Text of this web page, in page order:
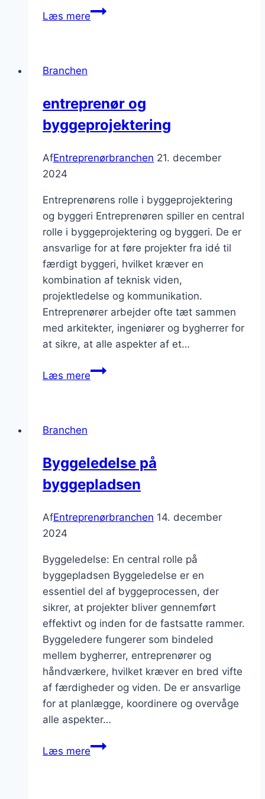
Læs mereHåndværk
Branchen
entreprenør og
byggeprojektering
AfEntreprenørbranchen 21. december
2024
Entreprenørens rolle i byggeprojektering
og byggeri Entreprenøren spiller en central
rolle i byggeprojektering og byggeri. De er
ansvarlige for at føre projekter fra idé til
færdigt byggeri, hvilket kræver en
kombination af teknisk viden,
projektledelse og kommunikation.
Entreprenører arbejder ofte tæt sammen
med arkitekter, ingeniører og bygherrer for
at sikre, at alle aspekter af et…
Læs mereentreprenør
Branchen
Byggeledelse på
byggepladsen
AfEntreprenørbranchen 14. december
2024
Byggeledelse: En central rolle på
byggepladsen Byggeledelse er en
essentiel del af byggeprocessen, der
sikrer, at projekter bliver gennemført
effektivt og inden for de fastsatte rammer.
Byggeledere fungerer som bindeled
mellem bygherrer, entreprenører og
håndværkere, hvilket kræver en bred vifte
af færdigheder og viden. De er ansvarlige
for at planlægge, koordinere og overvåge
alle aspekter…
Læs mereByggeledelse